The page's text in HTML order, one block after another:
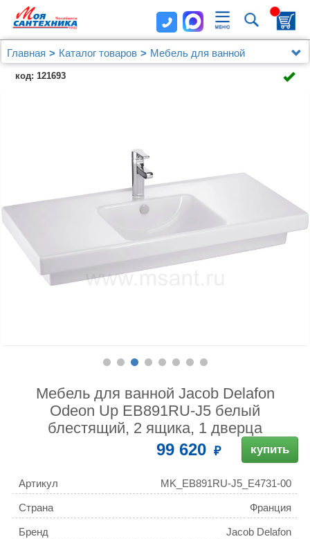
Главная Каталог товаров
Мебель для ванной
Jacob Delafon
Мебель для ванной Jacob Delafon Odeon Up
код: 121693
Мебель для ванной Jacob Delafon
Odeon Up EB891RU-J5 белый
блестящий, 2 ящика, 1 дверца
99 620 купить
Артикул MK_EB891RU-J5_E4731-00
Страна Франция
Бренд Jacob Delafon